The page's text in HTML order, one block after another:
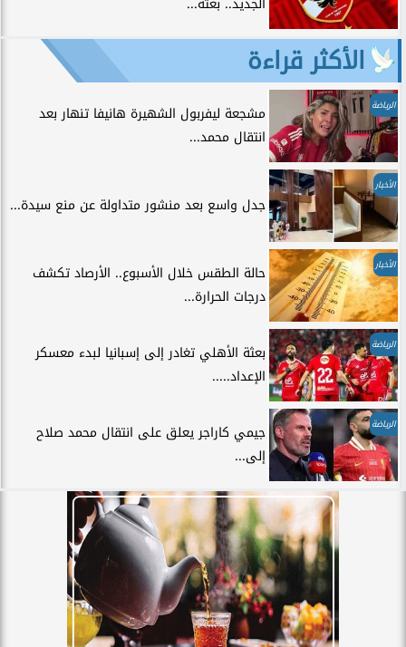
الأكثر قراءة
الرياضة
مشجعة ليفربول الشهيرة هانيفا تنهار بعد
انتقال محمد...
الأخبار
جدل واسع بعد منشور متداولة عن منع سيدة...
الأخبار
حالة الطقس خلال الأسبوع.. الأرصاد تكشف
درجات الحرارة...
الرياضة
بعثة الأهلي تغادر إلى إسبانيا لبدء معسكر
الإعداد.....
الرياضة
جيمي كاراجر يعلق على انتقال محمد صلاح
إلى...